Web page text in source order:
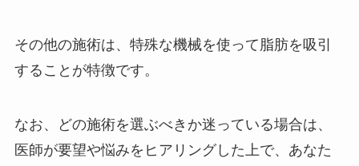
その他の施術は、特殊な機械を使って脂肪を吸引
することが特徴です。
なお、どの施術を選ぶべきか迷っている場合は、
医師が要望や悩みをヒアリングした上で、あなた